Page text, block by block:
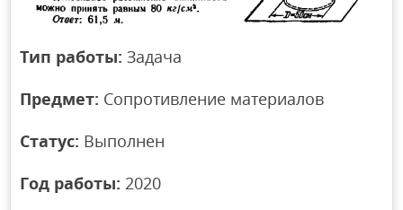
Тип работы: Задача
Предмет: Сопротивление материалов
Статус: Выполнен
Год работы: 2020